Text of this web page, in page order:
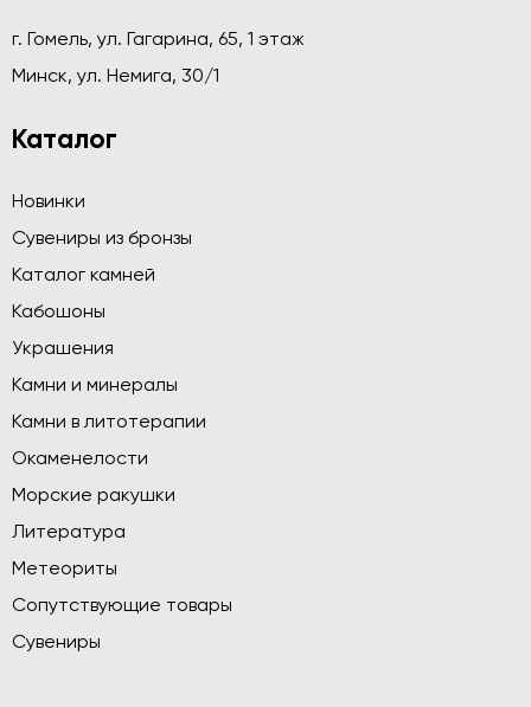
г. Гомель, ул. Гагарина, 65, 1 этаж
Минск, ул. Немига, 30/1
Каталог
Новинки
Сувениры из бронзы
Каталог камней
Кабошоны
Украшения
Камни и минералы
Камни в литотерапии
Окаменелости
Морские ракушки
Литература
Метеориты
Сопутствующие товары
Сувениры